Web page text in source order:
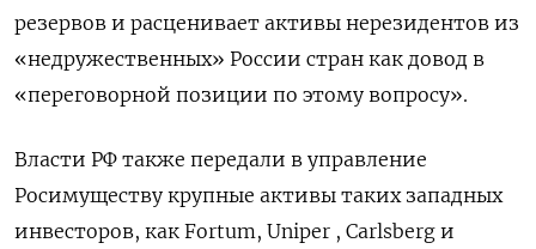
резервов и расценивает активы нерезидентов из
«недружественных» России стран как довод в
«переговорной позиции по этому вопросу».
Власти РФ также передали в управление
Росимуществу крупные активы таких западных
инвесторов, как Fortum, Uniper , Carlsberg и